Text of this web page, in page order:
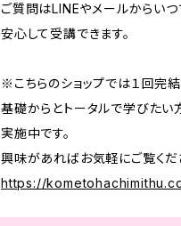
ご質問はLINEやメールからいつ
安心して受講できます。
※こちらのショップでは１回完
基礎からとトータルで学びたい
実施中です。
興味があればお気軽にご覧くだ
https://